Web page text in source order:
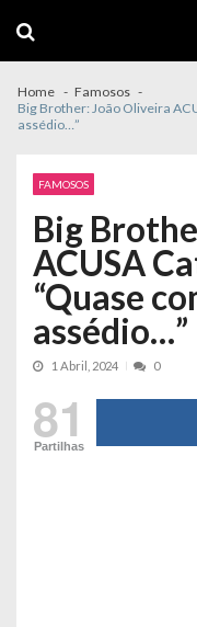
navigation
content
Home
Famosos
Big Brother: João Oliveira
assédio…”
FAMOSOS
Big
ACUSA
“Quase
assédio…”
1 Abril, 2024 0
81
Partilhas